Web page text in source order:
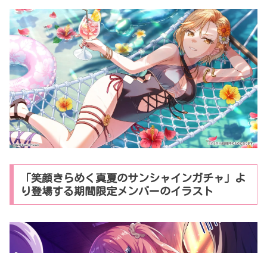
「笑顔きらめく真夏のサンシャインガチャ」よ
り登場する期間限定メンバーのイラスト